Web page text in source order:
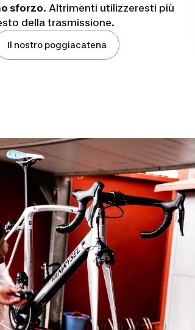
sforzo. Altrimenti utilizzeresti più
della trasmissione.
Il nostro poggiacatena